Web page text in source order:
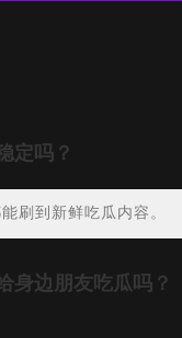
定吗？
刷到新鲜吃瓜内容。
身边朋友吃瓜吗？